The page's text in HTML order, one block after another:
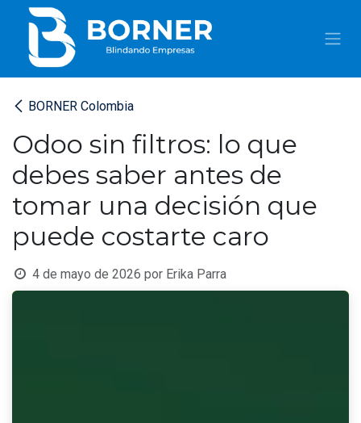
IR AL CONTENIDO
BORNER Colombia
Odoo sin filtros: lo que
debes saber antes de
tomar una decisión que
puede costarte caro
4 de mayo de 2026 por Erika Parra